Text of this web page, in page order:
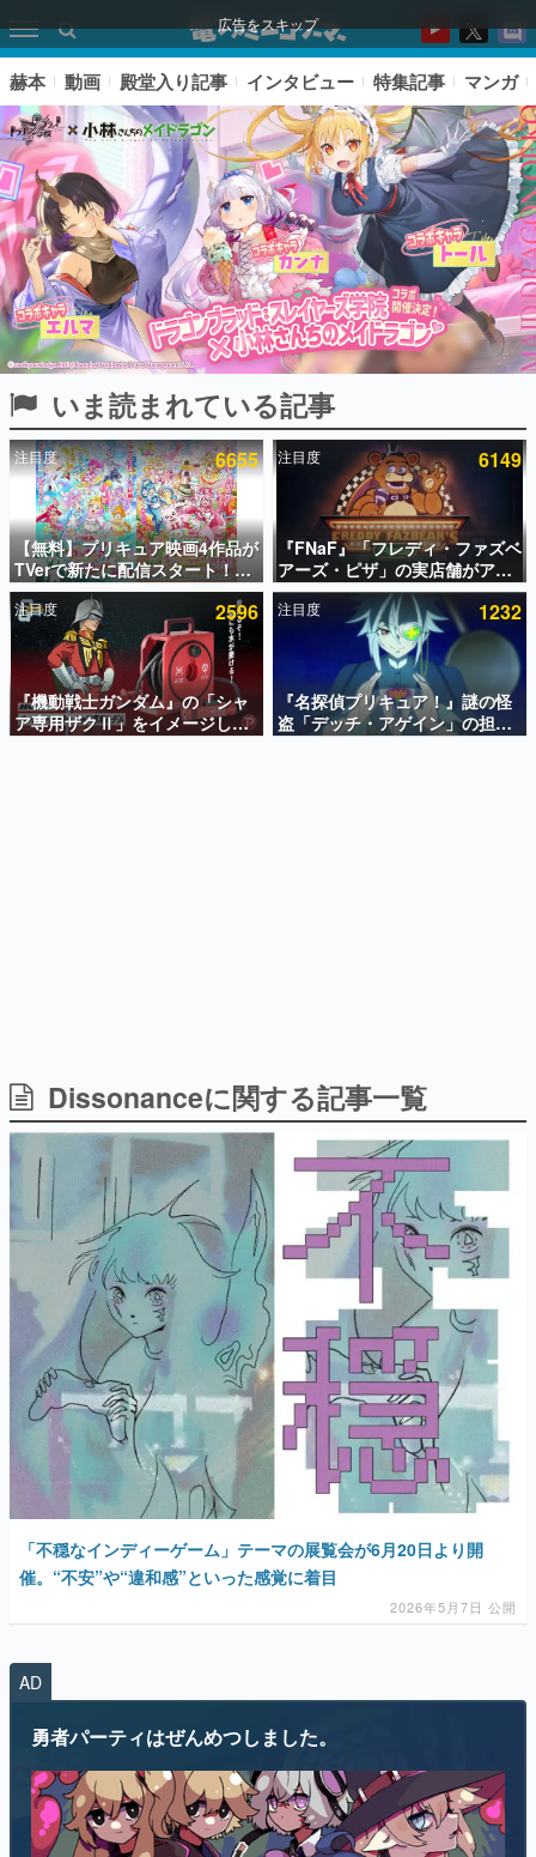
広告をスキップ
ピックアップ
電ファミのいま読まれている記事ランキング
アプリセール情報
インタビュー
連載・特集一覧
殿堂入り記事
SNS拡散数が数千以上！ ページビュー数万以上！ などな
ど。多くの人々に読まれた、電ファミ渾身の“殿堂入り”記
事をまとめました。
日本のコンテンツ産業やカルチャーに与えた影響を探る企
画です。
日本モバイルゲーム産業史
日本のモバイルゲーム史における主要なトピック・タイト
ルを網羅するほか、開発者へのインタビューや識者による
解説を掲載。約20年の歴史が一望できる決定版！
若ゲのいたり〜ゲームクリエイターの青春〜
『うつヌケ』『ペンと箸』等で知られるマンガ家・田中圭
一先生によるゲーム業界レポートマンガです。
なんでゲームは面白い？
ゲーム開発者・hamatsu氏がゲームの魅力を画面や操作の
具体的な形から解き明かしていく、硬派で骨太な評論連載
です。
ゲームが変えた日本語
「経験値」「裏技」「ラスボス」… ゲームにまつわる言葉
の起源や用法の変遷を、コンピューター文化史研究家・タ
イニーP氏が徹底調査。
カテゴリ
女性向け
アプリレビュー
その他
赫本 動画 殿堂入り記事 インタビュー 特集記事 マンガ
いま読まれている記事
注目度 6655
【無料】プリキュア映画4作品が
TVerで新たに配信スタート！な
んと2018年～2024年の映画ほぼ
すべてが見放題に、ぶっちゃけ
ありえないラインナップ
注目度 6149
『FNaF』「フレディ・ファズベ
アーズ・ピザ」の実店舗がアメ
リカの商業施設「American
Dream」に2027年オープン！
ScottGamesとの共同開発、食
事だけでなくステージショーや
没入型のホラー体験も楽しめる
注目度 2596
『機動戦士ガンダム』の「シャ
ア専用ザクⅡ」をイメージした
散水ホースリールが予約開始。
注目度 1232
『名探偵プリキュア！』謎の怪
盗「デッチ・アゲイン」の担当
キャストは天﨑滉平さんと判
Dissonanceに関する記事一覧
「不穏なインディーゲーム」テーマの展覧会が6月20日より開
催。“不安”や“違和感”といった感覚に着目
2026年5月7日 公開
AD
勇者パーティはぜんめつしました。